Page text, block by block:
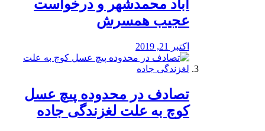
آباد محمدشهر و درخواست
عجیب همسرش
اکتبر 21, 2019
تصادف در محدوده پیچ عسل
کوچ به علت لغزندگی جاده